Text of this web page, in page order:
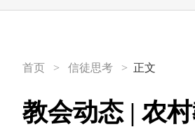
首页 > 信徒思考 > 正文
教会动态 | 农